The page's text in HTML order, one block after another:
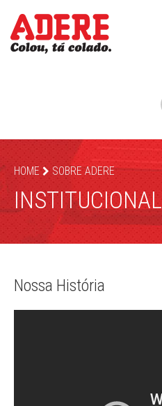
HOME SOBRE ADERE
INSTITUCIONAL
Nossa História